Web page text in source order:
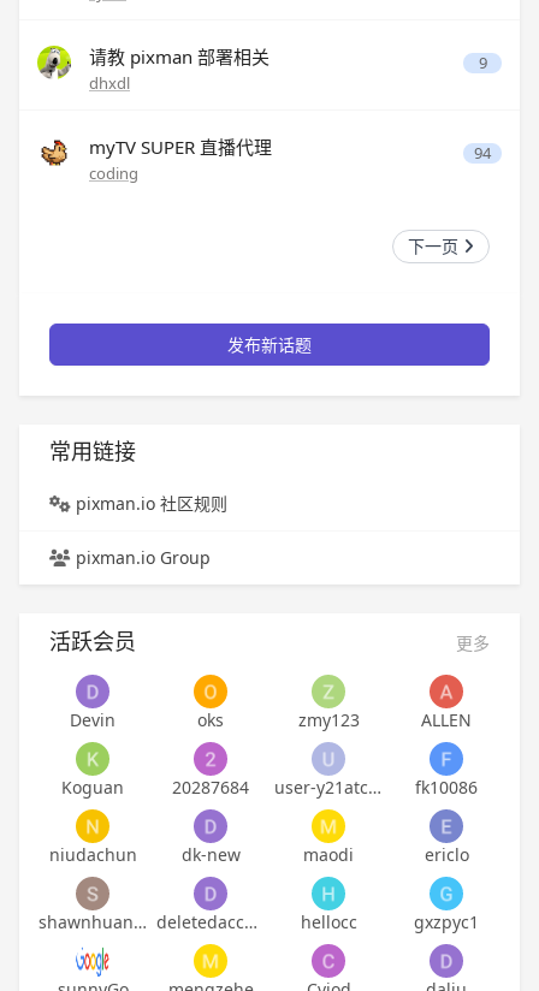
请教 pixman 部署相关
dhxdl
9
myTV SUPER 直播代理
coding
94
下一页
发布新话题
常用链接
pixman.io 社区规则
pixman.io Group
活跃会员 更多
Devin oks zmy123 ALLEN
Koguan 20287684 user-y21atckpbaddn7 fk10086
niudachun dk-new maodi ericlo
shawnhuangyh deletedaccount hellocc gxzpyc1